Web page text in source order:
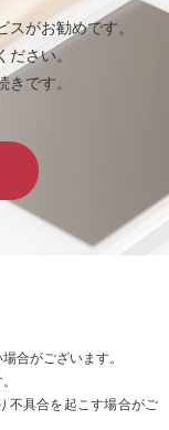
がお勧めです。
さい。
です。
合がございます。
不具合を起こす場合がご